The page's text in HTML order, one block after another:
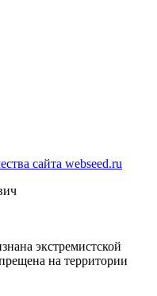
экстремистской
на территории